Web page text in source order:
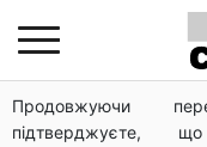
Продовжуючи
Головні